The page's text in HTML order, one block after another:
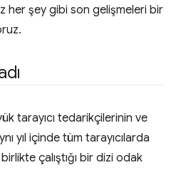
her şey gibi son gelişmeleri bir
tarayıcı tedarikçilerinin ve
yıl içinde tüm tarayıcılarda
çalıştığı bir dizi odak